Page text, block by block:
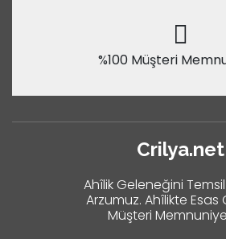
%100 Müşteri
Crilya.net
Ahîlik Geleneğini
Arzumuz. Ahîlikte Esas
Müşteri